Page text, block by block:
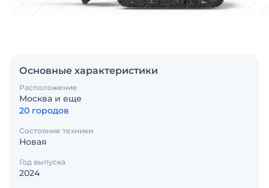
Основные характеристики
Расположение
Москва и еще
20 городов
Состояние техники
Новая
Год выпуска
2024